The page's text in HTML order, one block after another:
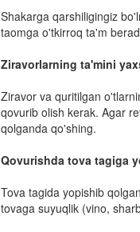
Shakarga qarshiligingiz
taomga o'tkirroq ta'm
Ziravorlarning ta'mini
Ziravor va quritilgan
qovurib olish kerak. Agar
qolganda qo'shing.
Qovurishda tova tagiga
Tova tagida yopishib
tovaga suyuqlik (vino,